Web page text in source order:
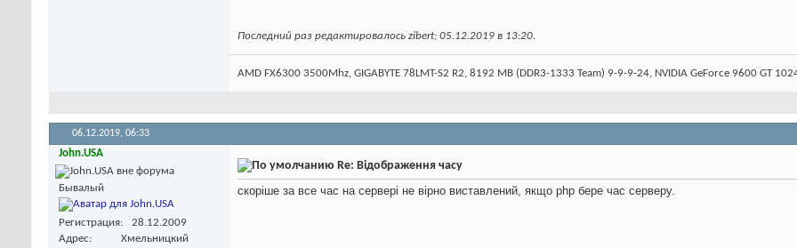
Последний раз редактировалось zibert; 05.12.2019 в 13:20.
AMD FX6300 3500Mhz, GIGABYTE 78LMT-S2 R2, 8192 MB (DDR3-1333 Team) 9-9-9-24, NVIDIA GeForce 9600 GT
06.12.2019, 06:33
John.USA
Бывалый
Регистрация
28.12.2009
Адрес
Хмельницкий
Re: Відображення часу
скоріше за все час на сервері не вірно виставлений, якщо php бере час серверу.